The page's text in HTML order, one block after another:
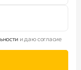
и даю согласие